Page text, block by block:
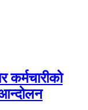
कर्मचारीको
आन्दोलन